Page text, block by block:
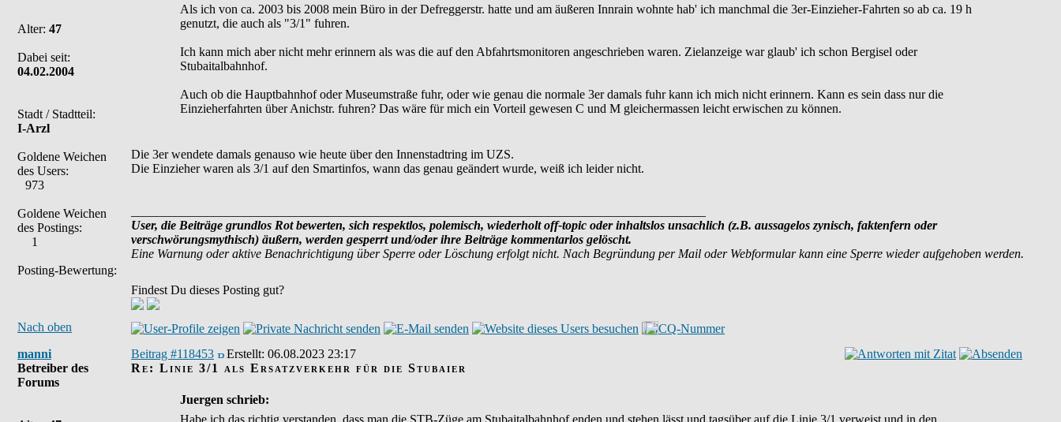
Alter: 47
Dabei seit:
04.02.2004
Stadt / Stadtteil:
I-Arzl
Goldene Weichen
des Users:
973
Goldene Weichen
des Postings:
1
Posting-Bewertung:
Als ich von ca. 2003 bis 2008 mein Büro in der Defreggerstr. hatte und am äußeren Innrain wohnte hab' ich manchmal die 3er-Einzieher-Fahrten so ab ca. 19 h
genutzt, die auch als "3/1" fuhren.
Ich kann mich aber nicht mehr erinnern als was die auf den Abfahrtsmonitoren angeschrieben waren. Zielanzeige war glaub' ich schon Bergisel oder
Stubaitalbahnhof.
Auch ob die Hauptbahnhof oder Museumstraße fuhr, oder wie genau die normale 3er damals fuhr kann ich mich nicht erinnern. Kann es sein dass nur die
Einzieherfahrten über Anichstr. fuhren? Das wäre für mich ein Vorteil gewesen C und M gleichermassen leicht erwischen zu können.
Die 3er wendete damals genauso wie heute über den Innenstadtring im UZS.
Die Einzieher waren als 3/1 auf den Smartinfos, wann das genau geändert wurde, weiß ich leider nicht.
User, die Beiträge grundlos Rot bewerten, sich respektlos, polemisch, wiederholt off-topic oder inhaltslos unsachlich (z.B. aussagelos zynisch, faktenfern oder
verschwörungsmythisch) äußern, werden gesperrt und/oder ihre Beiträge kommentarlos gelöscht.
Eine Warnung oder aktive Benachrichtigung über Sperre oder Löschung erfolgt nicht. Nach Begründung per Mail oder Webformular kann eine Sperre wieder aufgehoben werden.
Findest Du dieses Posting gut?
Nach oben
manni
Betreiber des
Forums
Beitrag #118453 Erstellt: 06.08.2023 23:17
Re: Linie 3/1 als Ersatzverkehr für die Stubaier
Juergen schrieb:
Habe ich das richtig verstanden, dass man die STB-Züge am Stubaitalbahnhof enden und stehen lässt und tagsüber auf die Linie 3/1 verweist und in den